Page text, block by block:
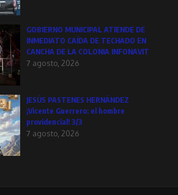
GOBIERNO MUNICIPAL ATIENDE DE
INMEDIATO CAÍDA DE TECHADO EN
CANCHA DE LA COLONIA INFONAVIT
7 agosto, 2026
JESÚS PASTENES HERNÁNDEZ
¡Vicente Guerrero: el hombre
providencial! 3/3
7 agosto, 2026